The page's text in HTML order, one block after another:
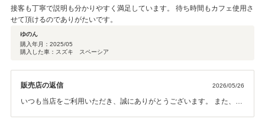
同心がけてまいります。 今後ともハスラーとの安心なカーライフを全
力でサポートさせていただきます。どうぞよろしくお願いいたしま
接客も丁寧で説明も分かりやすく満足しています。 待ち時間もカフェ使用さ
せて頂けるのでありがたいです。
ゆのん
購入年月： 2025/05
購入した車：スズキ スペーシア
販売店の返信 2026/05/26
いつも当店をご利用いただき、誠にありがとうございます。 また、す